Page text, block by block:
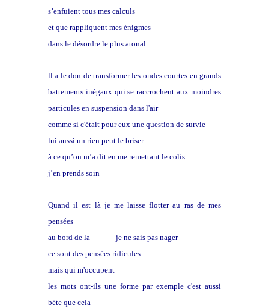
s’enfuient tous mes calculs
et que rappliquent mes énigmes
dans le désordre le plus atonal
ll a le don de transformer les ondes courtes en grands
battements inégaux qui se raccrochent aux moindres
particules en suspension dans l'air
comme si c'était pour eux une question de survie
lui aussi un rien peut le briser
à ce qu’on m’a dit en me remettant le colis
j’en prends soin
Quand il est là je me laisse flotter au ras de mes
pensées
au bord de la
je ne sais pas nager
ce sont des pensées ridicules
mais qui m'occupent
les mots ont-ils une forme par exemple c'est aussi
bête que cela